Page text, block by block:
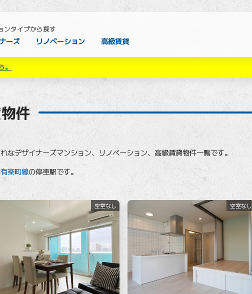
ンタイプから探す
ーズ リノベーション 高級賃貸
。
件
なデザイナーズマンション、リノベーション、高級賃貸物件一覧です。
楽町線の停車駅です。
空室なし 空室なし